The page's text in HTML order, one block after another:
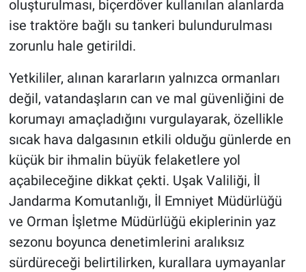
oluşturulması, biçerdöver kullanılan alanlarda
ise traktöre bağlı su tankeri bulundurulması
zorunlu hale getirildi.
Yetkililer, alınan kararların yalnızca ormanları
değil, vatandaşların can ve mal güvenliğini de
korumayı amaçladığını vurgulayarak, özellikle
sıcak hava dalgasının etkili olduğu günlerde en
küçük bir ihmalin büyük felaketlere yol
açabileceğine dikkat çekti. Uşak Valiliği, İl
Jandarma Komutanlığı, İl Emniyet Müdürlüğü
ve Orman İşletme Müdürlüğü ekiplerinin yaz
sezonu boyunca denetimlerini aralıksız
sürdüreceği belirtilirken, kurallara uymayanlar